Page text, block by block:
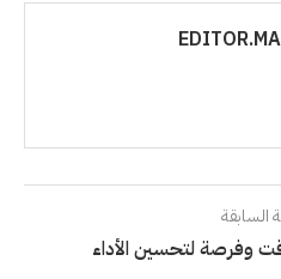
السابقة
وفرصة لتحسين الأداء